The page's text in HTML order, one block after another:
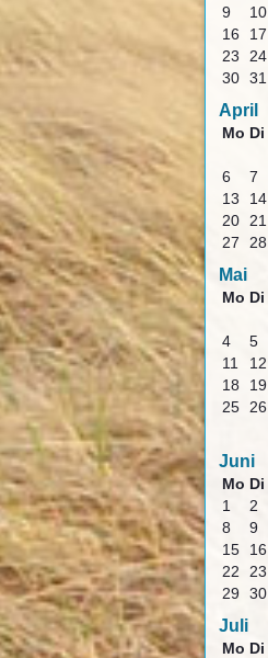
9
10
16
17
23
24
30 31
April
Mo Di
6
7
13
14
20
21
27
28
Mai
Mo Di
4
5
11
12
18
19
25
26
Juni
Mo Di
1
2
8
9
15
16
22
23
29 30
Juli
Mo Di